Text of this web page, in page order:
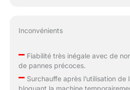
Inconvénients
–Fiabilité très inégale avec de
de pannes précoces.
–Surchauffe après l’utilisation de